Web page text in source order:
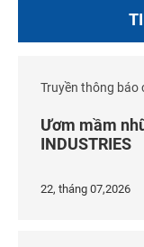
Truyền thông báo
Ươm mầm
INDUSTRIES
22, tháng 07,2026